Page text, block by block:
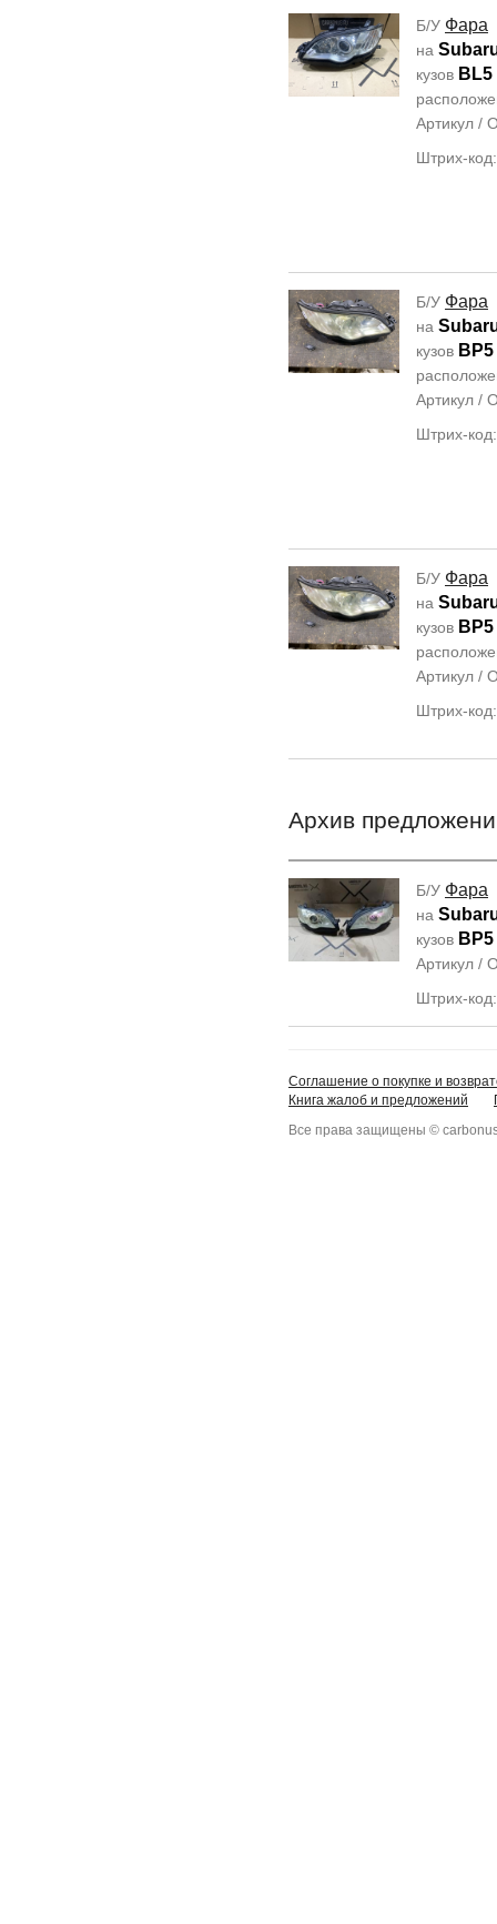
Б/У Фара
на
кузов BL5
Артикул /
Штрих-
Б/У Фара
на
кузов BP5
Артикул /
Штрих-
Б/У Фара
на
кузов BP5
Артикул /
Штрих-
Архив
Б/У Фара
на
кузов BP5
Артикул /
Штрих-
Соглашение о покупке и
Книга жалоб и предложений
Все права защищены ©